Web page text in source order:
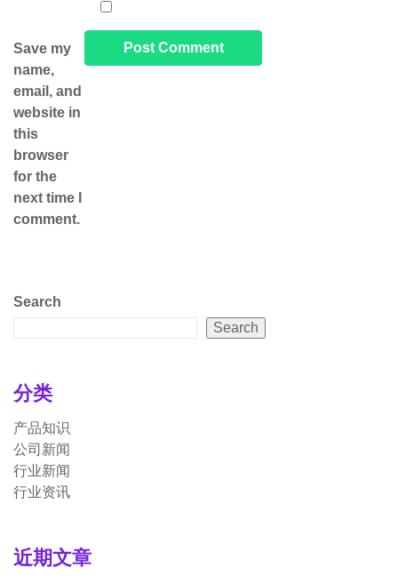
Save my
name,
email, and
website in
this
browser
for the
next time I
comment.
Search
Search
分类
产品知识
公司新闻
行业新闻
行业资讯
近期文章